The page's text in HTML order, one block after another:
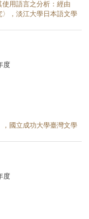
使用語言之分析：經由
〉，淡江大學日本語文學
度
，國立成功大學臺灣文學
度